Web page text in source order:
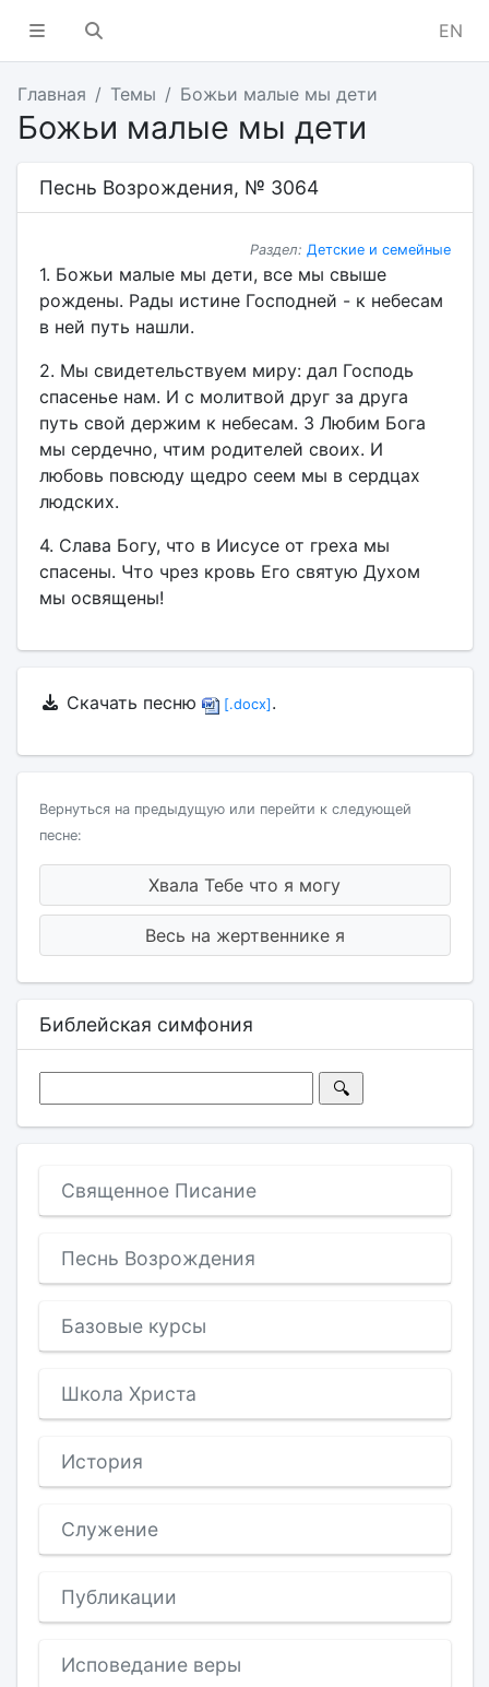
EN
Главная Темы Божьи малые мы дети
Божьи малые мы дети
Песнь Возрождения, № 3064
Раздел: Детские и семейные
1. Божьи малые мы дети, все мы свыше
рождены. Рады истине Господней - к небесам
в ней путь нашли.
2. Мы свидетельствуем миру: дал Господь
спасенье нам. И с молитвой друг за друга
путь свой держим к небесам. З Любим Бога
мы сердечно, чтим родителей своих. И
любовь повсюду щедро сеем мы в сердцах
людских.
4. Слава Богу, что в Иисусе от греха мы
спасены. Что чрез кровь Его святую Духом
мы освящены!
Скачать песню [.docx] .
Вернуться на предыдущую или перейти к следующей
песне:
Хвала Тебе что я могу
Весь на жертвеннике я
Библейская симфония
Священное Писание
Песнь Возрождения
Базовые курсы
Школа Христа
История
Служение
Публикации
Исповедание веры